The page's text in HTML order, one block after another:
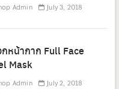
Admin July 3, 2018
กหน้ากาก Full Face
Mask
Admin July 2, 2018